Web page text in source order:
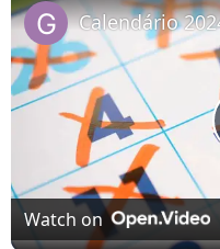
Calendário
Watch on